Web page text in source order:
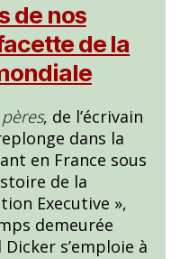
de nos
de la
, de l’écrivain
dans la
en France sous
de la
Executive »,
demeurée
s’emploie à